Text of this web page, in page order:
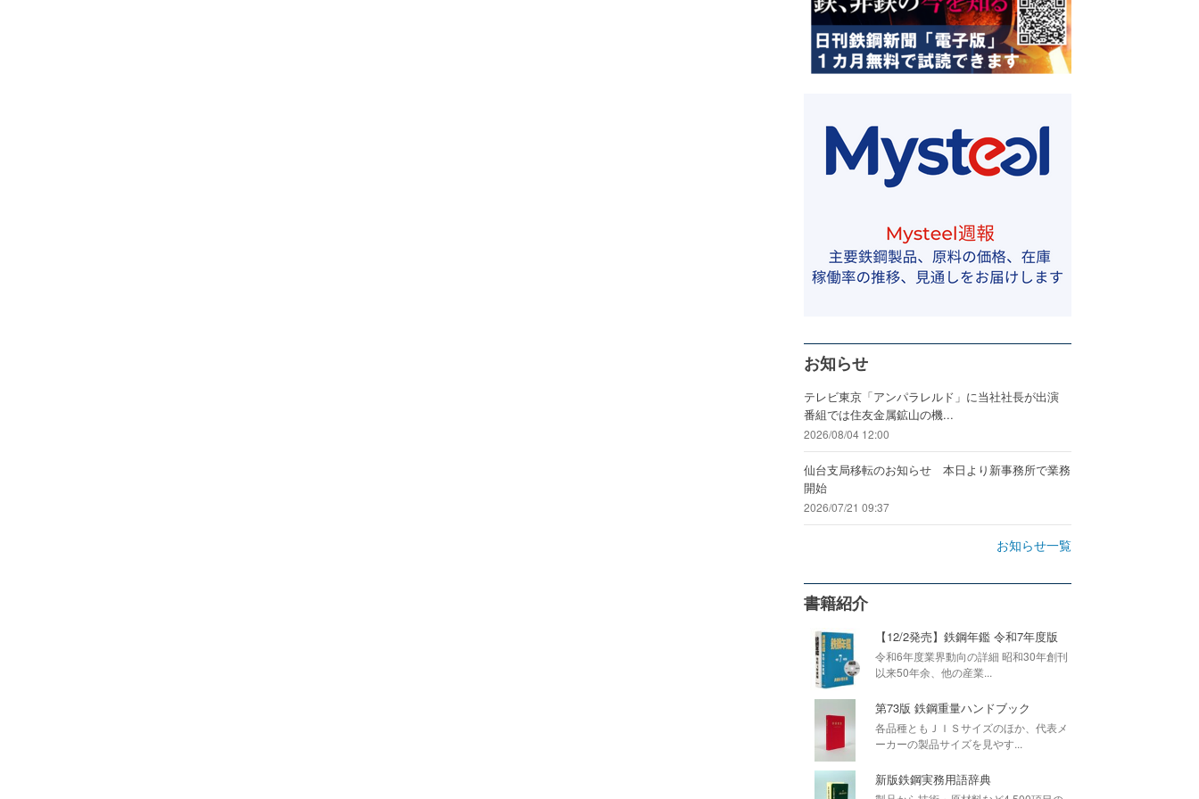
お知らせ
テレビ東京「アンパラレルド」に当社社長が出演
番組では住友金属鉱山の機...
2026/08/04 12:00
仙台支局移転のお知らせ 本日より新事務所で業務
開始
2026/07/21 09:37
お知らせ一覧
書籍紹介
【12/2発売】鉄鋼年鑑 令和7年度版
令和6年度業界動向の詳細 昭和30年創刊
以来50年余、他の産業...
第73版 鉄鋼重量ハンドブック
各品種ともＪＩＳサイズのほか、代表メ
ーカーの製品サイズを見やす...
新版鉄鋼実務用語辞典